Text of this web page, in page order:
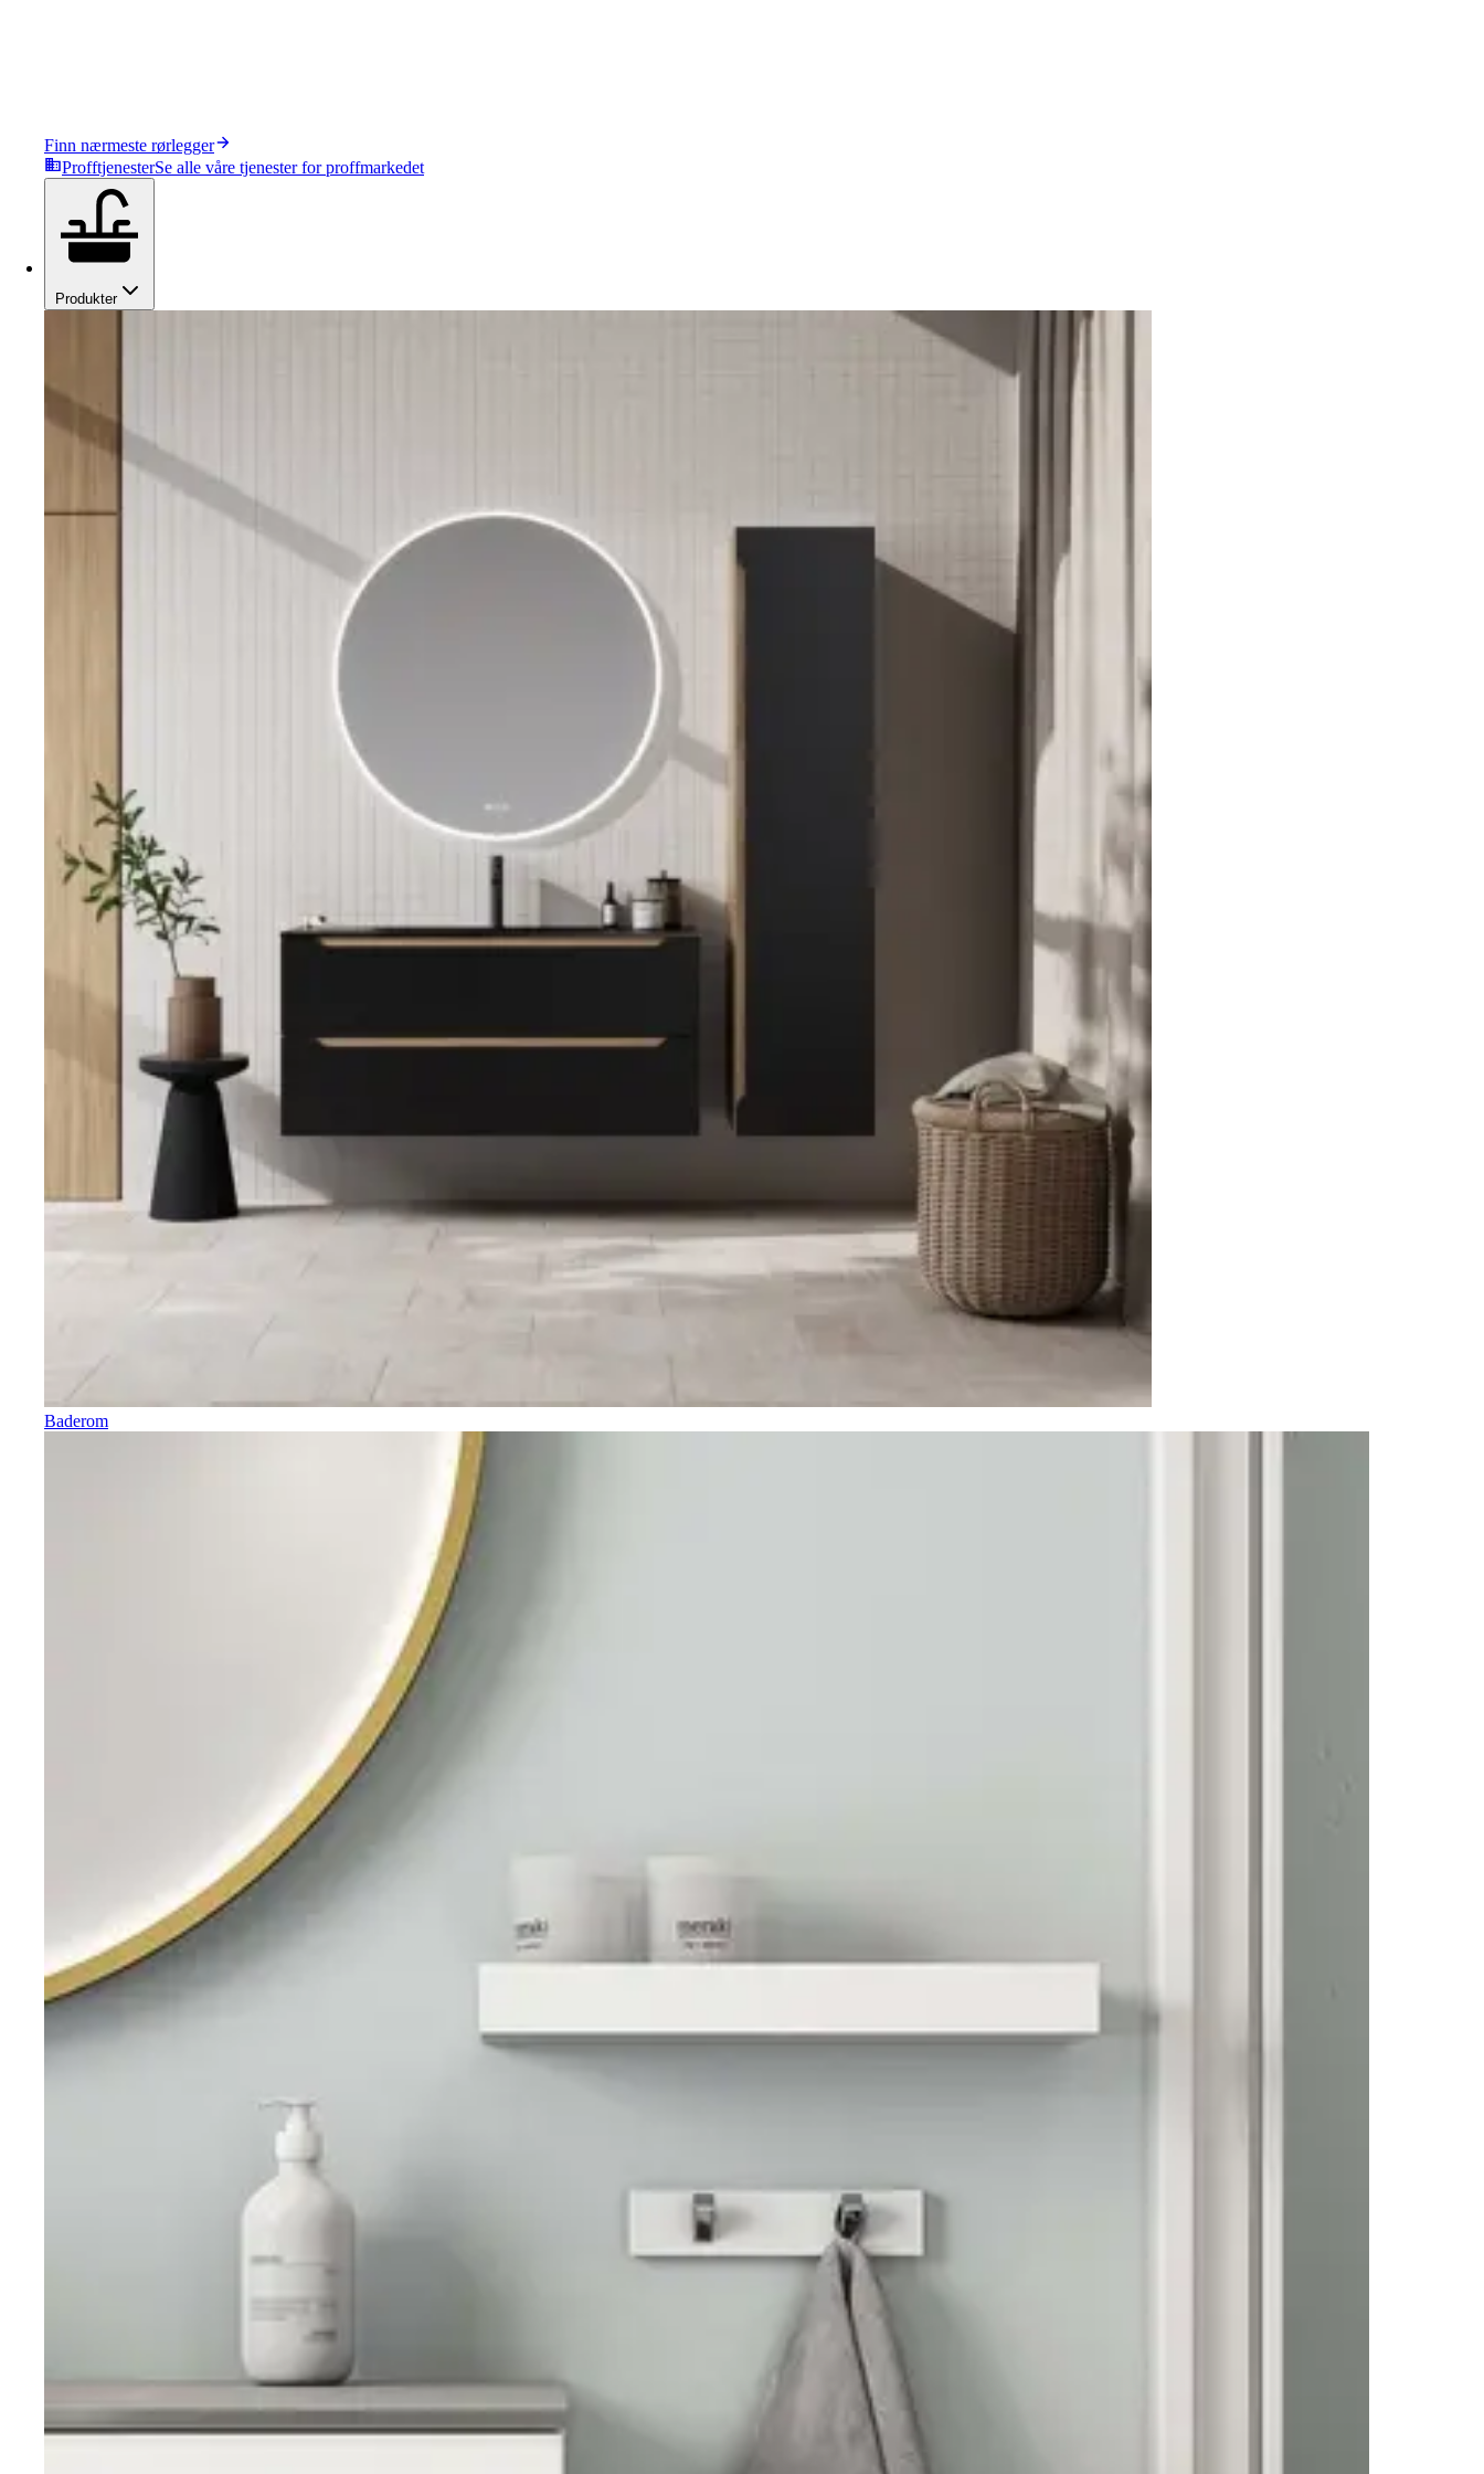
Finn nærmeste rørlegger
ProfftjenesterSe alle våre tjenester for proffmarkedet
Produkter
Baderom